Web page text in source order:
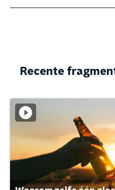
Recente